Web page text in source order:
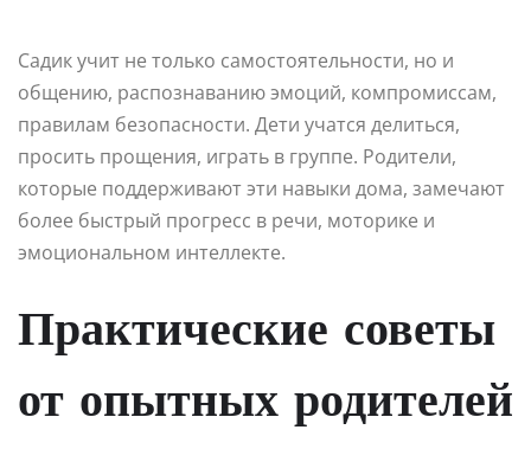
Садик учит не только самостоятельности, но и
общению, распознаванию эмоций, компромиссам,
правилам безопасности. Дети учатся делиться,
просить прощения, играть в группе. Родители,
которые поддерживают эти навыки дома, замечают
более быстрый прогресс в речи, моторике и
эмоциональном интеллекте.
Практические советы
от опытных родителей